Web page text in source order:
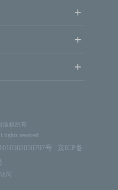
+
+
+
版权所有
reserved
号
京ICP备
问